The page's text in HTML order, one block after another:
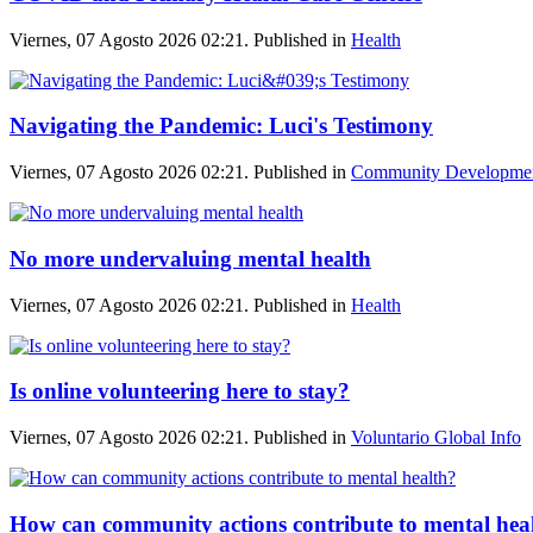
Viernes, 07 Agosto 2026 02:21. Published in Health
Navigating the Pandemic: Luci's Testimony
Viernes, 07 Agosto 2026 02:21. Published in Community
No more undervaluing mental health
Viernes, 07 Agosto 2026 02:21. Published in Health
Is online volunteering here to stay?
Viernes, 07 Agosto 2026 02:21. Published in Voluntario Global Info
How can community actions contribute to mental